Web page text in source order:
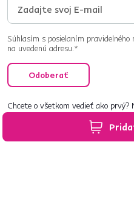
Súhlasím s posielaním
na uvedenú adresu.*
Odoberať
Chcete o všetkom vedieť ako prvý?
e‑mailov tak, aby vám nič neušlo.